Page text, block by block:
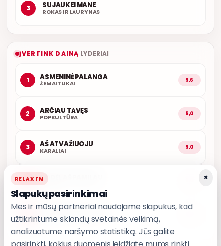
3 SUJAUKEI MANE
ROKAS IR LAURYNAS
ĮVERTINK DAINĄ LYDERIAI
1 ASMENINĖ PALANGA
ŽEMAITUKAI 9,6
2 ARČIAU TAVĘS
POPKULTŪRA 9,0
3 AŠ ATVAŽIUOJU
KARALIAI 9,0
4 KODĖL AŠ PAMILAU
PASKUBĖK VAŽIUOTI
T3
×
RELAX FM
Slapukų pasirinkimai
Mes ir mūsų partneriai naudojame slapukus, kad
užtikrintume sklandų svetainės veikimą,
analizuotume naršymo statistiką. Jūs galite